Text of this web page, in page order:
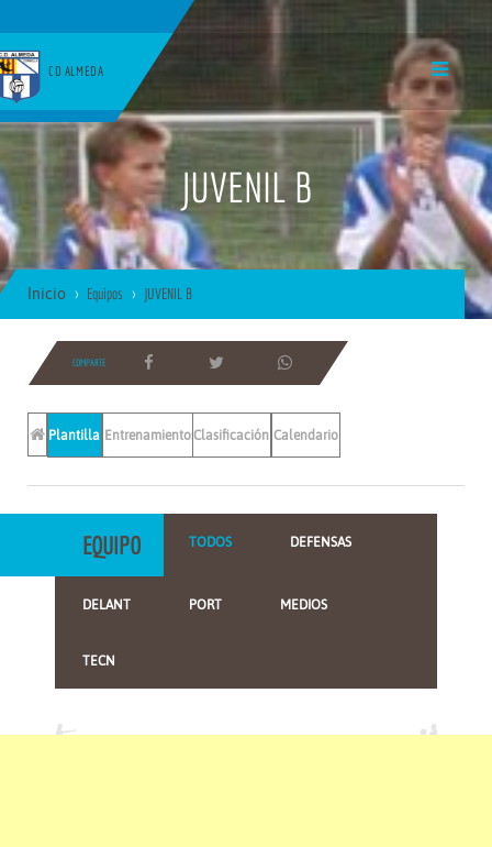
CD ALMEDA
JUVENIL B
Inicio Equipos JUVENIL B
COMPARTE
Plantilla EntrenamientosClasificación Calendario
EQUIPO TODOS DEFENSAS
DELANT PORT MEDIOS
TECN